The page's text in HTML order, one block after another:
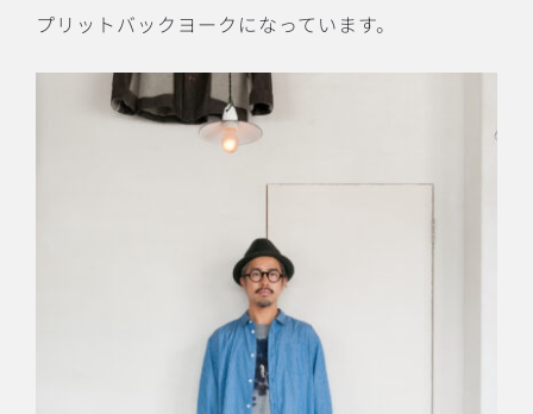
プリットバックヨークになっています。